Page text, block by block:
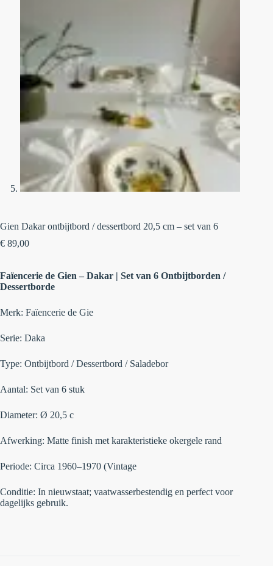
Gien Dakar ontbijtbord / dessertbord 20,5 cm – set van 6
€ 89,00
Faïencerie de Gien – Dakar | Set van 6 Ontbijtborden /
Dessertborde
Merk: Faïencerie de Gie
Serie: Daka
Type: Ontbijtbord / Dessertbord / Saladebor
Aantal: Set van 6 stuk
Diameter: Ø 20,5 c
Afwerking: Matte finish met karakteristieke okergele rand
Periode: Circa 1960–1970 (Vintage
Conditie: In nieuwstaat; vaatwasserbestendig en perfect voor
dagelijks gebruik.